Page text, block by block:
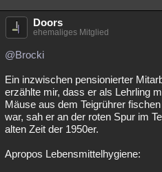
Doors
ehemaliges Mitglied
@Brocki
Ein inzwischen pensionierter
erzählte mir, dass er als Lehrling
Mäuse aus dem Teigrührer
war, sah er an der roten Spur im
alten Zeit der 1950er.
Apropos Lebensmittelhygiene: